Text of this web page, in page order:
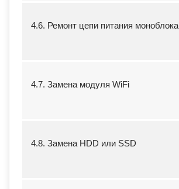
4.6. Ремонт цепи питания моноблока
4.7. Замена модуля WiFi
4.8. Замена HDD или SSD